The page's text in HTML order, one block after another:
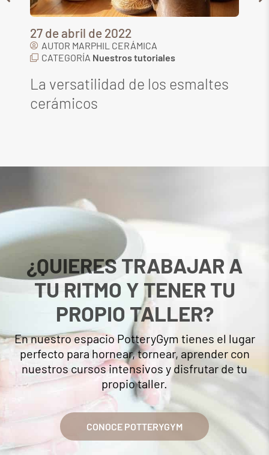
27 de abril de 2022
AUTOR MARPHIL CERÁMICA
CATEGORÍA Nuestros tutoriales
La versatilidad de los esmaltes
cerámicos
¿QUIERES TRABAJAR A
TU RITMO Y TENER TU
PROPIO TALLER?
En nuestro espacio PotteryGym tienes el lugar
perfecto para hornear, tornear, aprender con
nuestros cursos intensivos y disfrutar de tu
propio taller.
CONOCE POTTERYGYM